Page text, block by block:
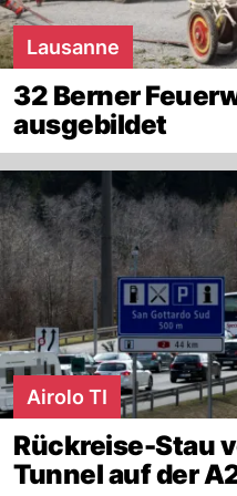
Lausanne
32 Berner
ausgebildet
Airolo TI
Rückreise-Stau
Tunnel auf der